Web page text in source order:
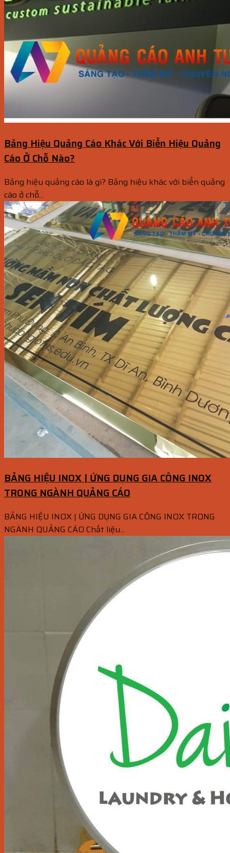
Bảng Hiệu Quảng Cáo Khác Với Biển Hiệu Quảng
Cáo Ở Chỗ Nào?
Bảng hiệu quảng cáo là gì? Bảng hiệu khác với biển quảng
cáo ở chỗ...
BẢNG HIỆU INOX | ỨNG DỤNG GIA CÔNG INOX
TRONG NGÀNH QUẢNG CÁO
BẢNG HIỆU INOX | ỨNG DỤNG GIA CÔNG INOX TRONG
NGÀNH QUẢNG CÁO Chất liệu...